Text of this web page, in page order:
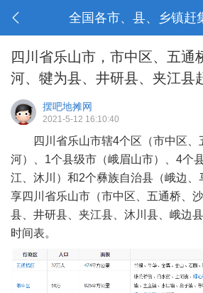
四川省乐山市，市中区、五通
河、犍为县、井研县、夹江县
摆吧地摊网
2021-5-12 16:10:40
四川省乐山市辖4个区（市中区、
河）、1个县级市（峨眉山市）、4个
江、沐川）和2个彝族自治县（峨边、
享四川省乐山市（市中区、五通桥、
县、井研县、夹江县、沐川县、峨边
时间表。